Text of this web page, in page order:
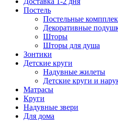
Постель
Постельные
Декоративные
Шторы
Шторы для душа
Зонтики
Детские круги
Надувные жилеты
Детские круги и
Матрасы
Круги
Надувные звери
Для дома